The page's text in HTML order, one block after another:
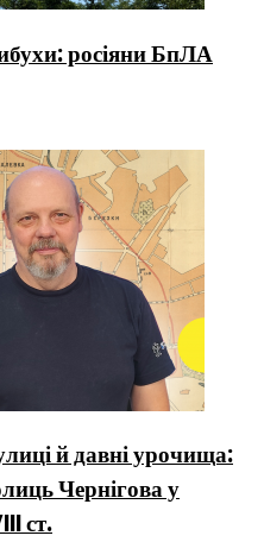
росіяни БпЛА
й давні урочища:
Чернігова у
ст.